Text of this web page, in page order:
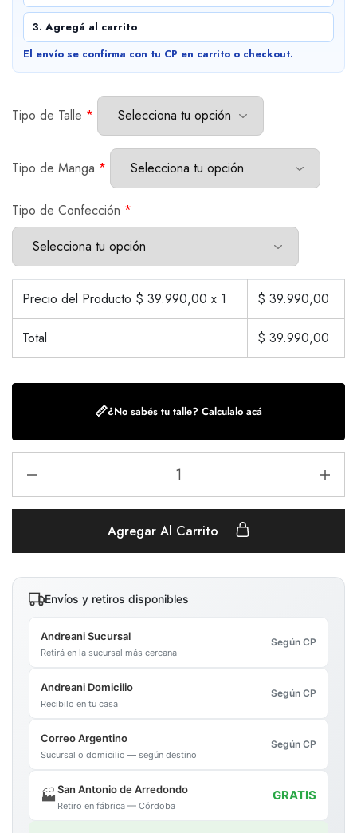
3. Agregá al carrito
El envío se confirma con tu CP en carrito o checkout.
Tipo de Talle *
Tipo de Manga *
Tipo de Confección *
Precio del Producto $ 39.990,00 x 1 $ 39.990,00
Total $ 39.990,00
📏¿No sabés tu talle? Calculalo acá
Agregar Al Carrito
Envíos y retiros disponibles
Andreani Sucursal
Retirá en la sucursal más cercana
Según CP
Andreani Domicilio
Recibilo en tu casa
Según CP
Correo Argentino
Sucursal o domicilio — según destino
Según CP
🏭San Antonio de Arredondo
Retiro en fábrica — Córdoba
GRATIS